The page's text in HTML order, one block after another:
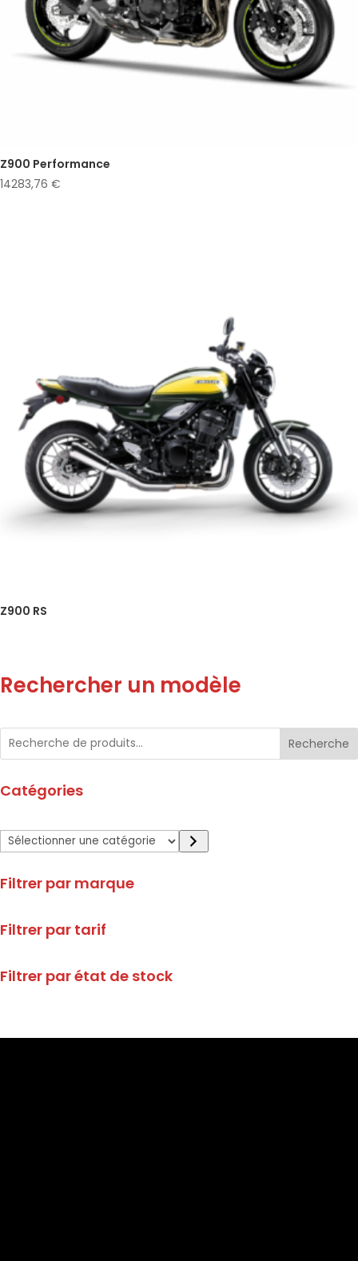
Z900 Performance
14283,76 €
Z900 RS
Rechercher un modèle
Recherche
Catégories
Sélectionner
une
catégorie
Filtrer par marque
Filtrer par tarif
Filtrer par état de stock